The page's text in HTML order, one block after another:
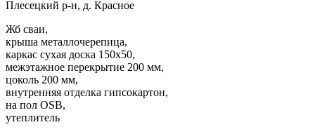
Плесецкий р-н, д. Красное
Жб сваи,
крыша металлочерепица,
каркас сухая доска 150х50,
межэтажное перекрытие 200 мм,
цоколь 200 мм,
внутренняя отделка гипсокартон,
на пол OSB,
утеплитель